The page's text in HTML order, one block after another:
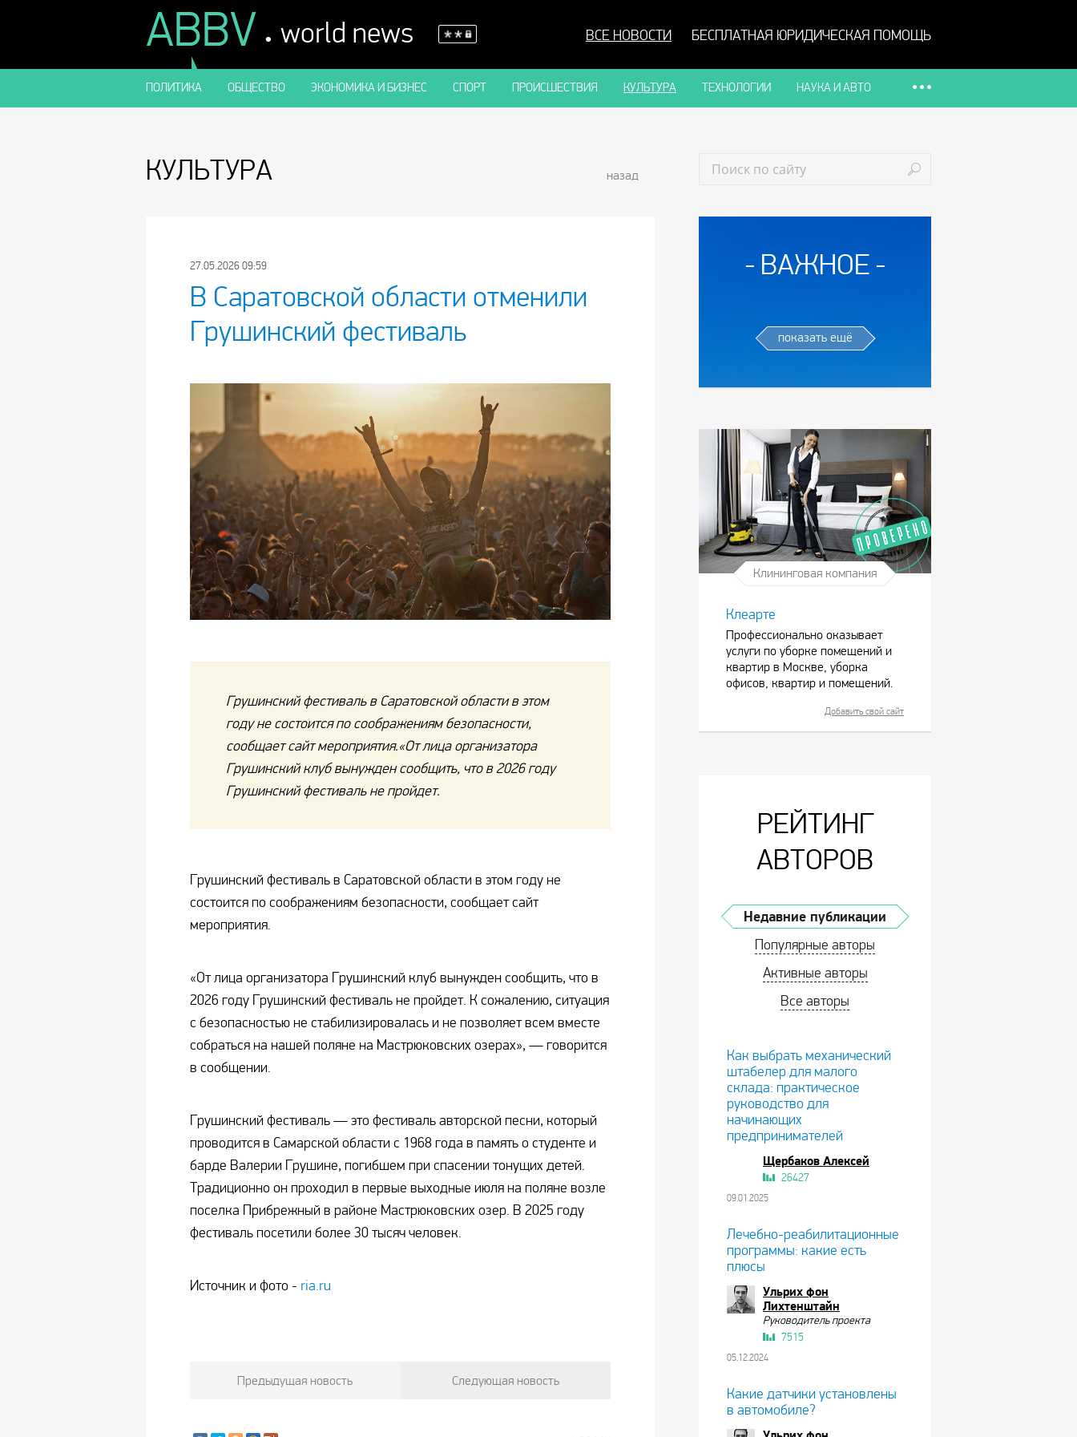
ABBV . world news ВСЕ НОВОСТИ БЕСПЛАТНАЯ ЮРИДИЧЕСКАЯ ПОМОЩЬ
ПОЛИТИКА ОБЩЕСТВО ЭКОНОМИКА И БИЗНЕС СПОРТ ПРОИСШЕСТВИЯ КУЛЬТУРА ТЕХНОЛОГИИ НАУКА И АВТО
ВАЖНОЕ
показать ещё
Клининговая компания
Клеарте
Профессионально оказывает
услуги по уборке помещений и
квартир в Москве, уборка
офисов, квартир и помещений.
Добавить свой сайт
РЕЙТИНГ
АВТОРОВ
Недавние публикации
Популярные авторы
Активные авторы
Все авторы
Как выбрать механический
штабелер для малого
склада: практическое
руководство для
начинающих
предпринимателей
Щербаков Алексей
26427
09.01.2025
Лечебно-реабилитационные
программы: какие есть
плюсы
Ульрих фон
Лихтенштайн
Руководитель проекта
7515
05.12.2024
Какие датчики установлены
в автомобиле?
КУЛЬТУРА назад
27.05.2026 09:59
В Саратовской области отменили
Грушинский фестиваль
Грушинский фестиваль в Саратовской области в этом
году не состоится по соображениям безопасности,
сообщает сайт мероприятия.«От лица организатора
Грушинский клуб вынужден сообщить, что в 2026 году
Грушинский фестиваль не пройдет.
Грушинский фестиваль в Саратовской области в этом году не
состоится по соображениям безопасности, сообщает сайт
мероприятия.
«От лица организатора Грушинский клуб вынужден сообщить, что в
2026 году Грушинский фестиваль не пройдет. К сожалению, ситуация
с безопасностью не стабилизировалась и не позволяет всем вместе
собраться на нашей поляне на Мастрюковских озерах», — говорится
в сообщении.
Грушинский фестиваль — это фестиваль авторской песни, который
проводится в Самарской области с 1968 года в память о студенте и
барде Валерии Грушине, погибшем при спасении тонущих детей.
Традиционно он проходил в первые выходные июля на поляне возле
поселка Прибрежный в районе Мастрюковских озер. В 2025 году
фестиваль посетили более 30 тысяч человек.
Источник и фото - ria.ru
Предыдущая новость Следующая новость